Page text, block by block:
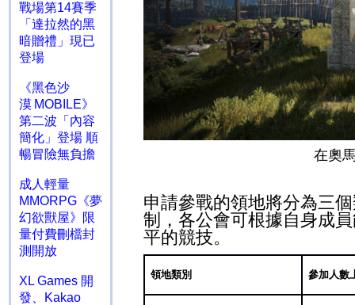
戰場第14賽季
「達拉然的黑
暗贈禮」現已
登場
《黑色沙
漠 MOBILE》
第二波「內容
簡化」登場 順
暢冒險無負擔
成人輕量
MMORPG《夢
幻欲獸屋》限
量付費刪檔封
測開放
XL Games 開
發、Kakao
在奧
申請參戰的領地將分為三
制，各公會可根據自身成
平的競技。
領地類別 參加人數